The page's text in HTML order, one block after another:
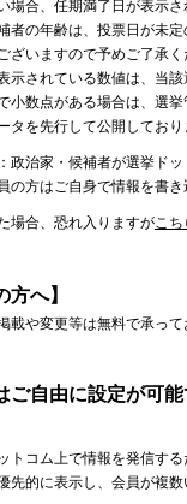
合、任期満了日が表示
の年齢は、投票日が未
ざいますので予めご了承く
されている数値は、当該
数点がある場合は、選
を先行して公開してお
政治家・候補者が選挙ド
の方はご自身で情報を書
場合、恐れ入りますがこち
方へ】
や変更等は無料で承って
ご自由に設定が可能
トコム上で情報を発信す
先的に表示し、会員が複